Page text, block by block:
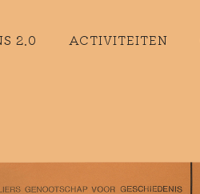
2.0 ACTIVITEITEN